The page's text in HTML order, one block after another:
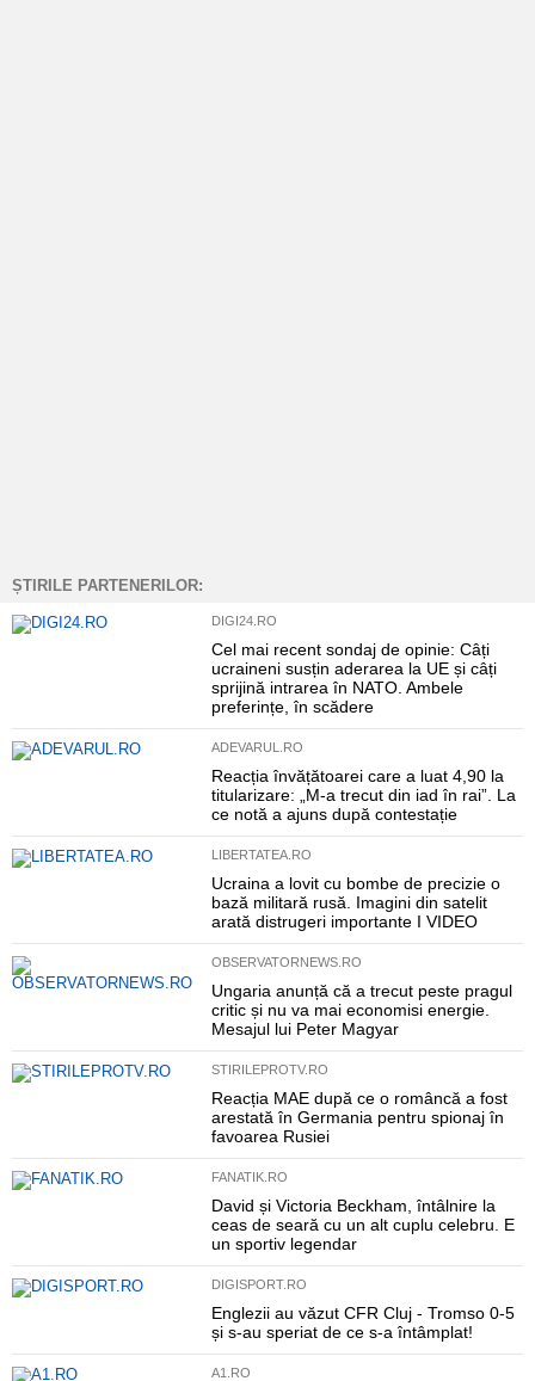
ȘTIRILE PARTENERILOR:
DIGI24.RO
Cel mai recent sondaj de opinie: Câți
ucraineni susțin aderarea la UE și câți
sprijină intrarea în NATO. Ambele
preferințe, în scădere
ADEVARUL.RO
Reacția învățătoarei care a luat 4,90 la
titularizare: „M-a trecut din iad în rai”. La
ce notă a ajuns după contestație
LIBERTATEA.RO
Ucraina a lovit cu bombe de precizie o
bază militară rusă. Imagini din satelit
arată distrugeri importante I VIDEO
OBSERVATORNEWS.RO
Ungaria anunță că a trecut peste pragul
critic și nu va mai economisi energie.
Mesajul lui Peter Magyar
STIRILEPROTV.RO
Reacția MAE după ce o româncă a fost
arestată în Germania pentru spionaj în
favoarea Rusiei
FANATIK.RO
David și Victoria Beckham, întâlnire la
ceas de seară cu un alt cuplu celebru. E
un sportiv legendar
DIGISPORT.RO
Englezii au văzut CFR Cluj - Tromso 0-5
și s-au speriat de ce s-a întâmplat!
A1.RO